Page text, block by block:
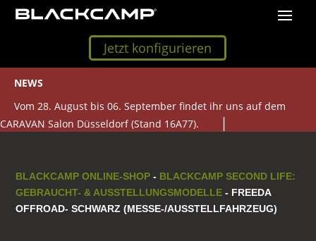
Jetzt konfigurieren
NEWS
Vom 28. August bis 06. September findet ihr uns auf dem
CARAVAN Salon Düsseldorf (Stand 16A77).
BLACKCAMP ONLINE-SHOP - BLACKCAMP SECOND LIFE:
GEBRAUCHT- & AUSSTELLUNGSMODELLE - FREEDA
OFFROAD- SCHWARZ (MESSE-/AUSSTELLFAHRZEUG)